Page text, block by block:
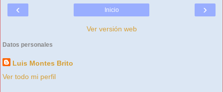
‹ ›
Inicio
Ver versión web
Datos personales
Luis Montes Brito
Ver todo mi perfil